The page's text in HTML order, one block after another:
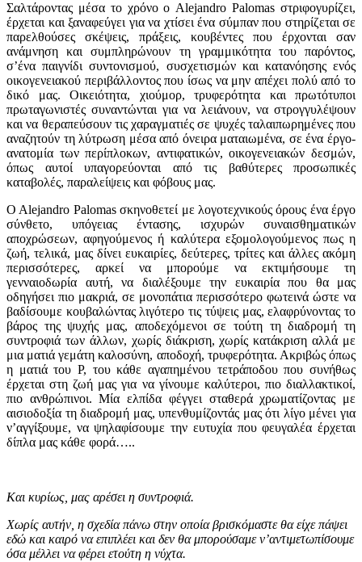
Σαλτάροντας μέσα το χρόνο ο Alejandro Palomas στριφογυρίζει,
έρχεται και ξαναφεύγει για να χτίσει ένα σύμπαν που στηρίζεται σε
παρελθούσες σκέψεις, πράξεις, κουβέντες που έρχονται σαν
ανάμνηση και συμπληρώνουν τη γραμμικότητα του παρόντος,
σ’ένα παιγνίδι συντονισμού, συσχετισμών και κατανόησης ενός
οικογενειακού περιβάλλοντος που ίσως να μην απέχει πολύ από το
δικό μας. Οικειότητα, χιούμορ, τρυφερότητα και πρωτότυποι
πρωταγωνιστές συναντώνται για να λειάνουν, να στρογγυλέψουν
και να θεραπεύσουν τις χαραγματιές σε ψυχές ταλαιπωρημένες που
αναζητούν τη λύτρωση μέσα από όνειρα ματαιωμένα, σε ένα έργο-
ανατομία των περίπλοκων, αντιφατικών, οικογενειακών δεσμών,
όπως αυτοί υπαγορεύονται από τις βαθύτερες προσωπικές
καταβολές, παραλείψεις και φόβους μας.
O Alejandro Palomas σκηνοθετεί με λογοτεχνικούς όρους ένα έργο
σύνθετο, υπόγειας έντασης, ισχυρών συναισθηματικών
αποχρώσεων, αφηγούμενος ή καλύτερα εξομολογούμενος πως η
ζωή, τελικά, μας δίνει ευκαιρίες, δεύτερες, τρίτες και άλλες ακόμη
περισσότερες, αρκεί να μπορούμε να εκτιμήσουμε τη
γενναιοδωρία αυτή, να διαλέξουμε την ευκαιρία που θα μας
οδηγήσει πιο μακριά, σε μονοπάτια περισσότερο φωτεινά ώστε να
βαδίσουμε κουβαλώντας λιγότερο τις τύψεις μας, ελαφρύνοντας το
βάρος της ψυχής μας, αποδεχόμενοι σε τούτη τη διαδρομή τη
συντροφιά των άλλων, χωρίς διάκριση, χωρίς κατάκριση αλλά με
μια ματιά γεμάτη καλοσύνη, αποδοχή, τρυφερότητα. Ακριβώς όπως
η ματιά του Ρ, του κάθε αγαπημένου τετράποδου που συνήθως
έρχεται στη ζωή μας για να γίνουμε καλύτεροι, πιο διαλλακτικοί,
πιο ανθρώπινοι. Μία ελπίδα φέγγει σταθερά χρωματίζοντας με
αισιοδοξία τη διαδρομή μας, υπενθυμίζοντάς μας ότι λίγο μένει για
ν’αγγίξουμε, να ψηλαφίσουμε την ευτυχία που φευγαλέα έρχεται
δίπλα μας κάθε φορά…..
Και κυρίως, μας αρέσει η συντροφιά.
Χωρίς αυτήν, η σχεδία πάνω στην οποία βρισκόμαστε θα είχε πάψει
εδώ και καιρό να επιπλέει και δεν θα μπορούσαμε ν’αντιμετωπίσουμε
όσα μέλλει να φέρει ετούτη η νύχτα.